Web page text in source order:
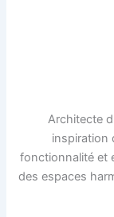
Architecte
inspiration
fonctionnalité et
des espaces